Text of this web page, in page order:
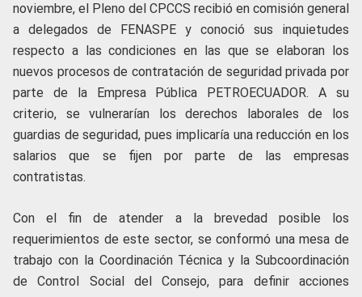
noviembre, el Pleno del CPCCS recibió en comisión general
a delegados de FENASPE y conoció sus inquietudes
respecto a las condiciones en las que se elaboran los
nuevos procesos de contratación de seguridad privada por
parte de la Empresa Pública PETROECUADOR. A su
criterio, se vulnerarían los derechos laborales de los
guardias de seguridad, pues implicaría una reducción en los
salarios que se fijen por parte de las empresas
contratistas.
Con el fin de atender a la brevedad posible los
requerimientos de este sector, se conformó una mesa de
trabajo con la Coordinación Técnica y la Subcoordinación
de Control Social del Consejo, para definir acciones